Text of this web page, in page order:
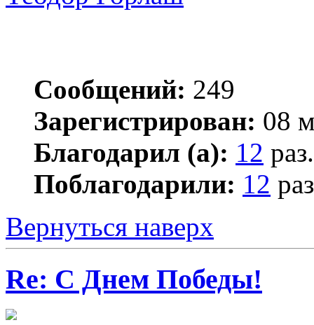
Сообщений: 249
Зарегистрирован: 08
Благодарил (а): 12 раз.
Поблагодарили: 12
Вернуться наверх
Re: С Днем Победы!